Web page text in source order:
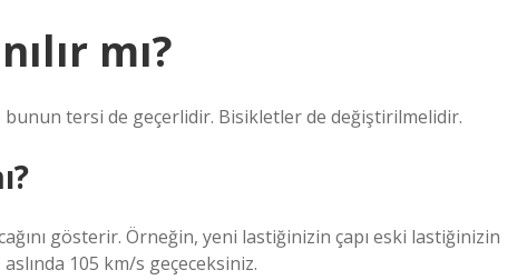
mı?
bunun tersi de geçerlidir. Bisikletler de değiştirilmelidir.
gösterir. Örneğin, yeni lastiğinizin çapı eski lastiğinizin
105 km/s geçeceksiniz.